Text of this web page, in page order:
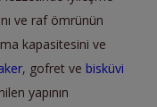
ve raf ömrünün
kapasitesini ve
, gofret ve bisküvi
yapının